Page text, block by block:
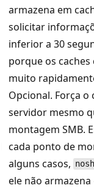
armazena em
solicitar
inferior a 30
porque os
muito
Opcional. Força
servidor mesmo
montagem SMB.
cada ponto de
alguns casos,
ele não